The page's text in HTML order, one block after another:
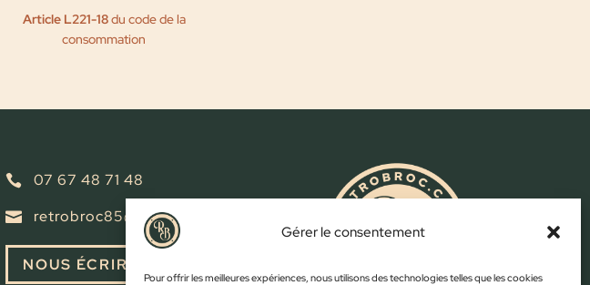
Gérer le consentement
Pour offrir les meilleures expériences, nous utilisons des technologies telles que les cookies
Article L221-18du code de la
consommation
 07 67 48 71 48
 retrobroc85@gmail.com
NOUS ÉCRIRE